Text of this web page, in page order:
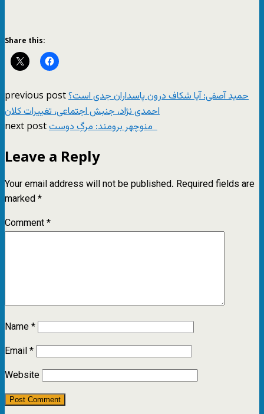
Share this:
previous postحمید آصفی: آیا شکاف‌ درون پاسداران جدی است؟
احمدی نژاد، جنبش اجتماعی، تغییرات کلان
next post منوچهر برومند: مرگِ دوست
Leave a Reply
Your email address will not be published. Required fields are
marked*
Comment*
Name*
Email*
Website